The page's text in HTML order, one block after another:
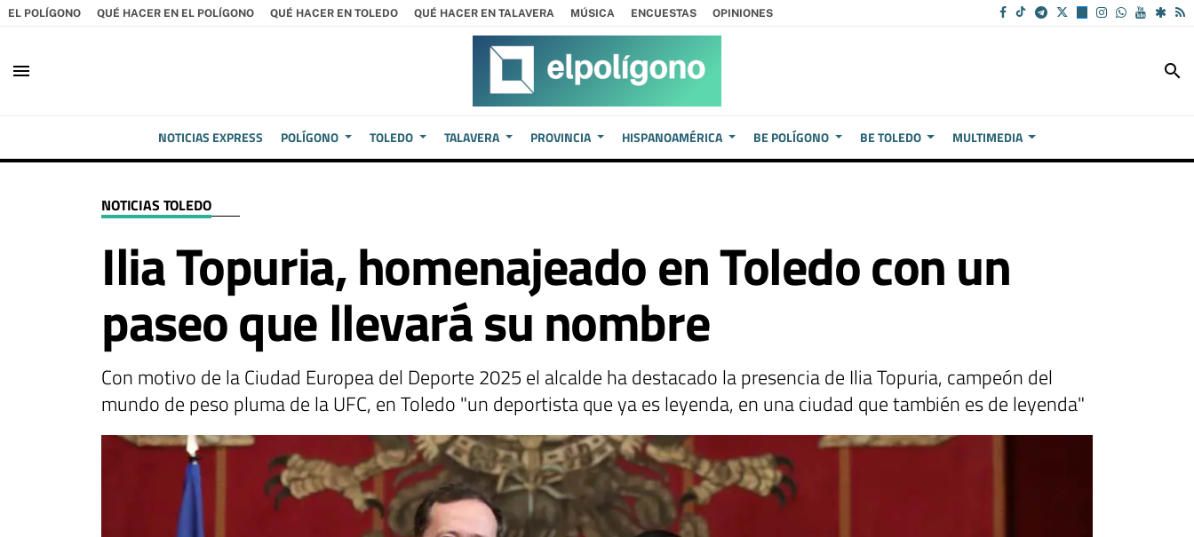
EL POLÍGONO QUÉ HACER EN EL POLÍGONO QUÉ HACER EN TOLEDO QUÉ HACER EN TALAVERA MÚSICA ENCUESTAS OPINIONES
menu search
NOTICIAS EXPRESS POLÍGONO TOLEDO TALAVERA PROVINCIA HISPANOAMÉRICA BE POLÍGONO BE TOLEDO MULTIMEDIA
NOTICIAS TOLEDO
Ilia Topuria, homenajeado en Toledo con un
paseo que llevará su nombre
Con motivo de la Ciudad Europea del Deporte 2025 el alcalde ha destacado la presencia de Ilia Topuria, campeón del
mundo de peso pluma de la UFC, en Toledo "un deportista que ya es leyenda, en una ciudad que también es de leyenda"